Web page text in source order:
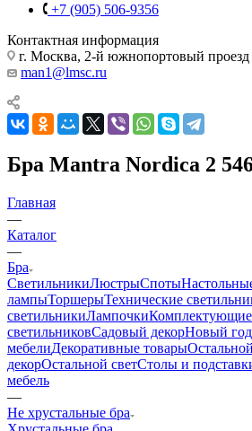
+7 (905) 506-9356
Контактная информация
г. Москва, 2-й южнопортовый проезд
man1@lmsc.ru
Бра Mantra Nordica 2
Главная
—
Каталог
—
Бра
СветильникиЛюстрыСпоты
лампыТоршерыТехнические
светильникиЛампочкиКомплектующие
светильниковСадовый декорНовый год
мебелиДекоративные товары
декорОстальной светСтолы и
мебель
—
Не хрустальные бра